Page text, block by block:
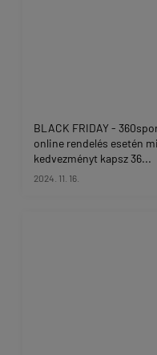
BLACK FRIDAY -
online rendelés esetén
kedvezményt kapsz 36...
2024. 11. 16.